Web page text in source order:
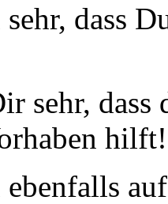
dass
sehr,
hilft!